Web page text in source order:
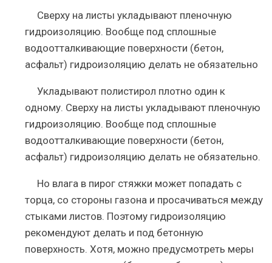
Сверху на листы укладывают пленочную
гидроизоляцию. Вообще под сплошные
водоотталкивающие поверхности (бетон,
асфальт) гидроизоляцию делать не обязательно
Укладывают полистирол плотно один к
одному. Сверху на листы укладывают пленочную
гидроизоляцию. Вообще под сплошные
водоотталкивающие поверхности (бетон,
асфальт) гидроизоляцию делать не обязательно.
Но влага в пирог стяжки может попадать с
торца, со стороны газона и просачиваться между
стыками листов. Поэтому гидроизоляцию
рекомендуют делать и под бетонную
поверхность. Хотя, можно предусмотреть меры